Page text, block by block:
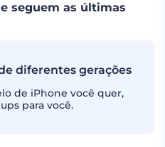
seguem as últimas
diferentes gerações
de iPhone você quer,
para você.